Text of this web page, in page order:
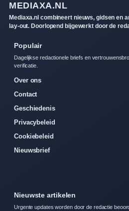
MEDIAXA.NL
Mediaxa.nl combineert nieuws, gidsen en
lay-out. Doorlopend bijgewerkt door de
Populair
Dagelijkse redactionele briefs en
verificatie.
Over ons
Contact
Geschiedenis
Privacybeleid
Cookiebeleid
Nieuwsbrief
Nieuwste artikelen
Urgente updates worden door de redactie